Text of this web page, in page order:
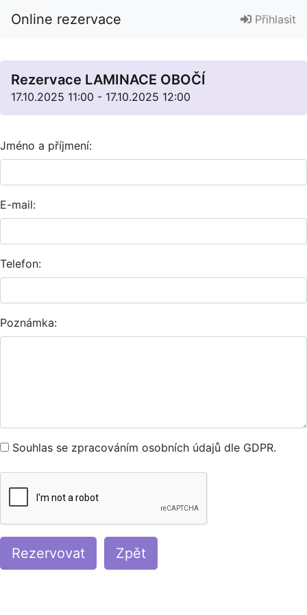
Online rezervace Přihlasit
Rezervace LAMINACE OBOČÍ
17.10.2025 11:00 - 17.10.2025 12:00
Jméno a příjmení:
E-mail:
Telefon:
Poznámka:
Souhlas se zpracováním osobních údajů dle GDPR.
Rezervovat Zpět